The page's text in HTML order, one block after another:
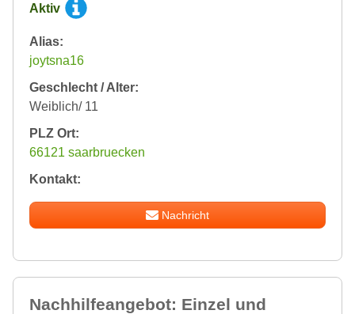
Aktiv
Alias:
joytsna16
Geschlecht / Alter:
Weiblich/ 11
PLZ Ort:
66121 saarbruecken
Kontakt:
Nachricht
Nachhilfeangebot: Einzel und